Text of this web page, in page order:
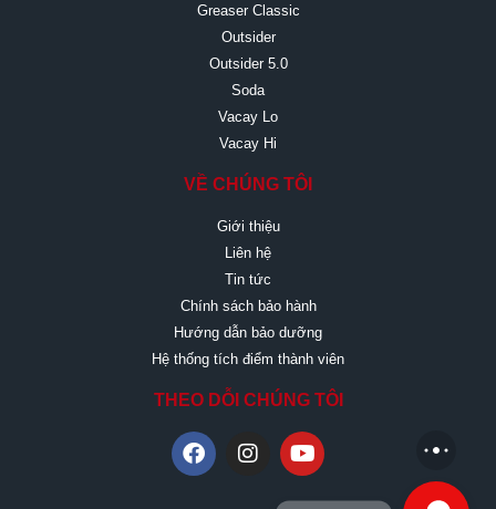
Greaser Classic
Outsider
Outsider 5.0
Soda
Vacay Lo
Vacay Hi
VỀ CHÚNG TÔI
Giới thiệu
Liên hệ
Tin tức
Chính sách bảo hành
Hướng dẫn bảo dưỡng
Hệ thống tích điểm thành viên
THEO DỖI CHÚNG TÔI